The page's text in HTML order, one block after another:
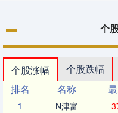
个
个股涨幅 个股跌幅
排名
名称
1
N津富